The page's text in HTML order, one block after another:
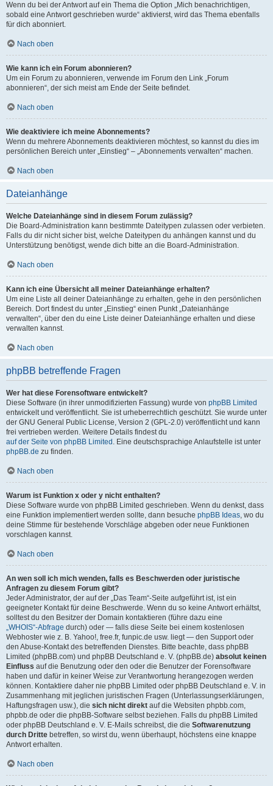
Wenn du bei der Antwort auf ein Thema die Option „Mich benachrichtigen,
sobald eine Antwort geschrieben wurde“ aktivierst, wird das Thema ebenfalls
für dich abonniert.
Nach oben
Wie kann ich ein Forum abonnieren?
Um ein Forum zu abonnieren, verwende im Forum den Link „Forum
abonnieren“, der sich meist am Ende der Seite befindet.
Nach oben
Wie deaktiviere ich meine Abonnements?
Wenn du mehrere Abonnements deaktivieren möchtest, so kannst du dies im
persönlichen Bereich unter „Einstieg“ – „Abonnements verwalten“ machen.
Nach oben
Dateianhänge
Welche Dateianhänge sind in diesem Forum zulässig?
Die Board-Administration kann bestimmte Dateitypen zulassen oder verbieten.
Falls du dir nicht sicher bist, welche Dateitypen du anhängen kannst und du
Unterstützung benötigst, wende dich bitte an die Board-Administration.
Nach oben
Kann ich eine Übersicht all meiner Dateianhänge erhalten?
Um eine Liste all deiner Dateianhänge zu erhalten, gehe in den persönlichen
Bereich. Dort findest du unter „Einstieg“ einen Punkt „Dateianhänge
verwalten“, über den du eine Liste deiner Dateianhänge erhalten und diese
verwalten kannst.
Nach oben
phpBB betreffende Fragen
Wer hat diese Forensoftware entwickelt?
Diese Software (in ihrer unmodifizierten Fassung) wurde von phpBB Limited
entwickelt und veröffentlicht. Sie ist urheberrechtlich geschützt. Sie wurde unter
der GNU General Public License, Version 2 (GPL-2.0) veröffentlicht und kann
frei vertrieben werden. Weitere Details findest du
auf der Seite von phpBB Limited . Eine deutschsprachige Anlaufstelle ist unter
phpBB.de zu finden.
Nach oben
Warum ist Funktion x oder y nicht enthalten?
Diese Software wurde von phpBB Limited geschrieben. Wenn du denkst, dass
eine Funktion implementiert werden sollte, dann besuche phpBB Ideas, wo du
deine Stimme für bestehende Vorschläge abgeben oder neue Funktionen
vorschlagen kannst.
Nach oben
An wen soll ich mich wenden, falls es Beschwerden oder juristische
Anfragen zu diesem Forum gibt?
Jeder Administrator, der auf der „Das Team“-Seite aufgeführt ist, ist ein
geeigneter Kontakt für deine Beschwerde. Wenn du so keine Antwort erhältst,
solltest du den Besitzer der Domain kontaktieren (führe dazu eine
„WHOIS“-Abfrage durch) oder — falls diese Seite bei einem kostenlosen
Webhoster wie z. B. Yahoo!, free.fr, funpic.de usw. liegt — den Support oder
den Abuse-Kontakt des betreffenden Dienstes. Bitte beachte, dass phpBB
Limited (phpBB.com) und phpBB Deutschland e. V. (phpBB.de) absolut keinen
Einfluss auf die Benutzung oder den oder die Benutzer der Forensoftware
haben und dafür in keiner Weise zur Verantwortung herangezogen werden
können. Kontaktiere daher nie phpBB Limited oder phpBB Deutschland e. V. in
Zusammenhang mit jeglichen juristischen Fragen (Unterlassungserklärungen,
Haftungsfragen usw.), die sich nicht direkt auf die Websiten phpbb.com,
phpbb.de oder die phpBB-Software selbst beziehen. Falls du phpBB Limited
oder phpBB Deutschland e. V. E-Mails schreibst, die die Softwarenutzung
durch Dritte betreffen, so wirst du, wenn überhaupt, höchstens eine knappe
Antwort erhalten.
Nach oben